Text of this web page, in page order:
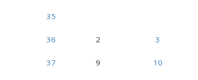
35
36 2 3
37 9 10